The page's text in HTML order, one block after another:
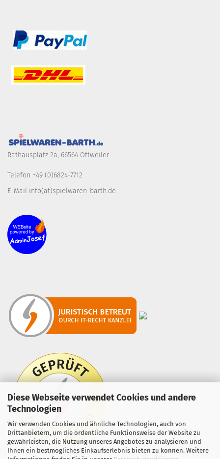
Diese Webseite verwendet Cookies und andere
Technologien
Wir verwenden Cookies und ähnliche Technologien, auch von
Drittanbietern, um die ordentliche Funktionsweise der Website zu
gewährleisten, die Nutzung unseres Angebotes zu analysieren und
Ihnen ein bestmögliches Einkaufserlebnis bieten zu können. Weitere
Rathausplatz 2a, 66564 Ottweiler
Telefon +49 (0)6824-7712
E-Mail info(at)spielwaren-barth.de